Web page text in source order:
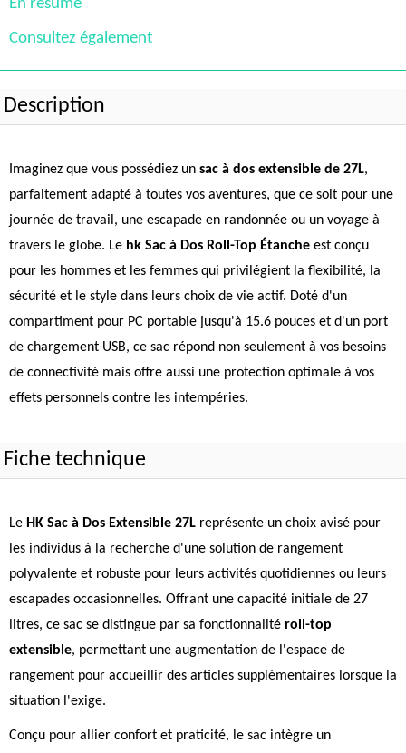
En résumé
Consultez également
Description
Imaginez que vous possédiez un sac à dos extensible de 27L,
parfaitement adapté à toutes vos aventures, que ce soit pour une
journée de travail, une escapade en randonnée ou un voyage à
travers le globe. Le hk Sac à Dos Roll-Top Étanche est conçu
pour les hommes et les femmes qui privilégient la flexibilité, la
sécurité et le style dans leurs choix de vie actif. Doté d'un
compartiment pour PC portable jusqu'à 15.6 pouces et d'un port
de chargement USB, ce sac répond non seulement à vos besoins
de connectivité mais offre aussi une protection optimale à vos
effets personnels contre les intempéries.
Fiche technique
Le HK Sac à Dos Extensible 27L représente un choix avisé pour
les individus à la recherche d'une solution de rangement
polyvalente et robuste pour leurs activités quotidiennes ou leurs
escapades occasionnelles. Offrant une capacité initiale de 27
litres, ce sac se distingue par sa fonctionnalité roll-top
extensible, permettant une augmentation de l'espace de
rangement pour accueillir des articles supplémentaires lorsque la
situation l'exige.
Conçu pour allier confort et praticité, le sac intègre un